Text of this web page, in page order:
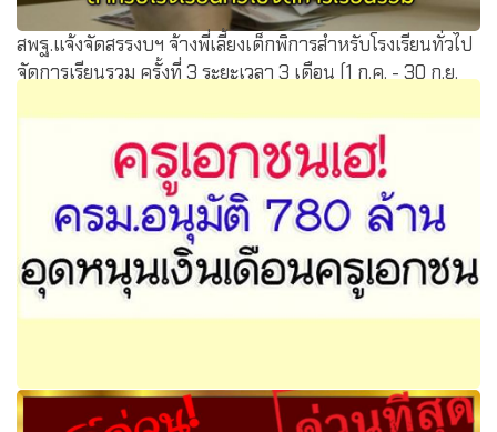
สพฐ.แจ้งจัดสรรงบฯ จ้างพี่เลี้ยงเด็กพิการสำหรับโรงเรียนทั่วไป
จัดการเรียนรวม ครั้งที่ 3 ระยะเวลา 3 เดือน (1 ก.ค. - 30 ก.ย.
ครูเอกชนเฮ! ครม.อนุมัติ 780 ล้าน อุดหนุนเงินเดือนครูเอกชน